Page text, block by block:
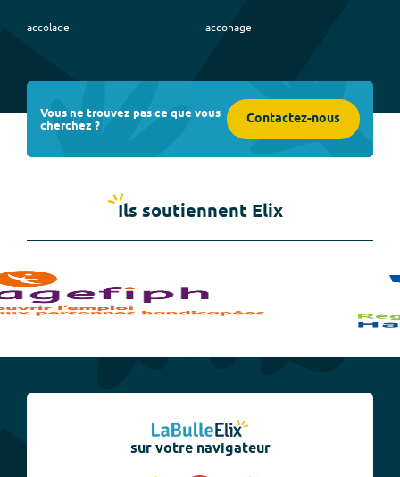
accolade acconage
Vous ne trouvez pas ce que vous
cherchez ? Contactez-nous
Ils soutiennent Elix
sur votre navigateur